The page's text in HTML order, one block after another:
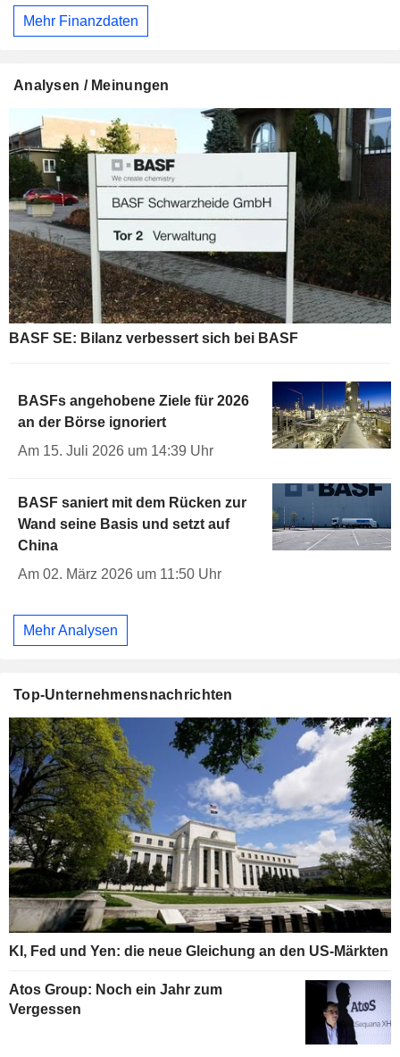
Mehr Finanzdaten
Analysen / Meinungen
BASF SE: Bilanz verbessert sich bei BASF
BASFs angehobene Ziele für 2026
an der Börse ignoriert
Am 15. Juli 2026 um 14:39 Uhr
BASF saniert mit dem Rücken zur
Wand seine Basis und setzt auf
China
Am 02. März 2026 um 11:50 Uhr
Mehr Analysen
Top-Unternehmensnachrichten
KI, Fed und Yen: die neue Gleichung an den US-Märkten
Atos Group: Noch ein Jahr zum
Vergessen